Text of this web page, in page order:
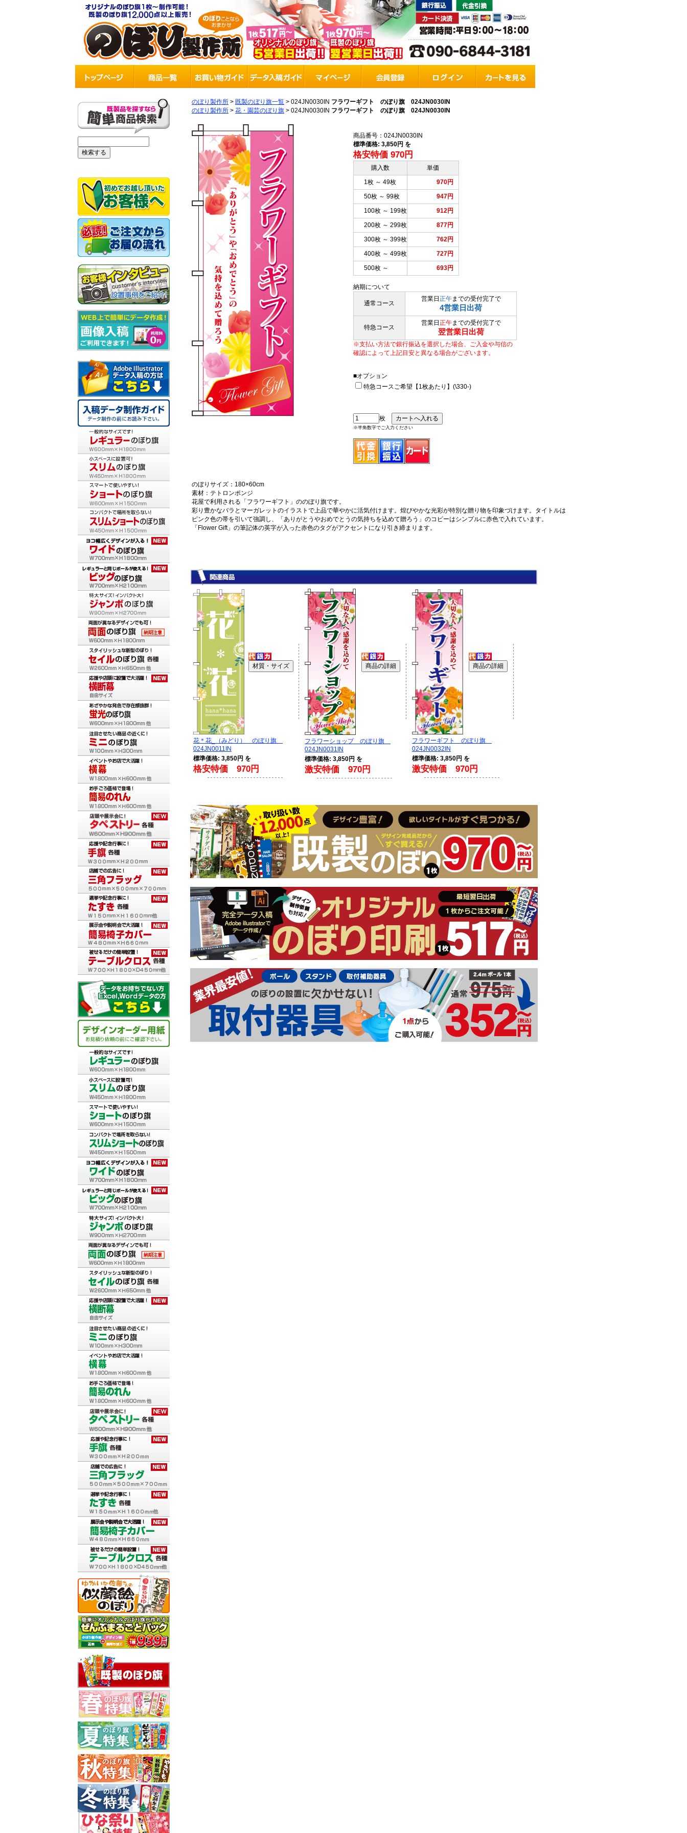
のぼり製作所 > 既製のぼり旗一覧 > 024JN0030IN フラワーギフト のぼり旗 024JN0030IN
のぼり製作所 > 花・園芸のぼり旗 > 024JN0030IN フラワーギフト のぼり旗 024JN0030IN
商品番号：024JN0030IN
標準価格: 3,850円 を
格安特価 970円
購入数
単価
1枚 ～ 49枚
970円
50枚 ～ 99枚
947円
100枚 ～ 199枚
912円
200枚 ～ 299枚
877円
300枚 ～ 399枚
762円
400枚 ～ 499枚
727円
500枚 ～
693円
納期について
通常コース
営業日 正午までの受付完了で
4営業日出荷
特急コース
営業日 正午までの受付完了で
翌営業日出荷
※支払い方法で銀行振込を選択した場合、ご入金や与信の
確認によって上記目安と異なる場合がございます。
■オプション
特急コースご希望【1枚あたり】(\330-)
枚
※半角数字でご入力ください
のぼりサイズ：180×60cm
素材：テトロンポンジ
花屋で利用される「フラワーギフト」ののぼり旗です。
彩り豊かなバラとマーガレットのイラストで上品で華やかに活気付けます。煌びやかな光彩が特別な贈り物を印象づけます。タイトルは
ピンク色の帯を引いて強調し、「ありがとうやおめでとうの気持ちを込めて贈ろう」のコピーはシンプルに赤色で入れています。
「Flower Gift」の筆記体の英字が入った赤色のタグがアクセントになり引き締まります。
花＊花_（みどり） のぼり旗
024JN0011IN
標準価格: 3,850円 を
格安特価 970円
フラワーショップ のぼり旗
024JN0031IN
標準価格: 3,850円 を
激安特価 970円
フラワーギフト のぼり旗
024JN0032IN
標準価格: 3,850円 を
激安特価 970円